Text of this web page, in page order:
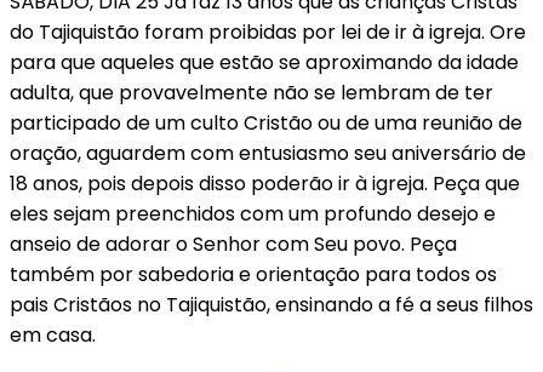
do Tajiquistão foram proibidas por lei de ir à igreja. Ore
para que aqueles que estão se aproximando da idade
adulta, que provavelmente não se lembram de ter
participado de um culto Cristão ou de uma reunião de
oração, aguardem com entusiasmo seu aniversário de
18 anos, pois depois disso poderão ir à igreja. Peça que
eles sejam preenchidos com um profundo desejo e
anseio de adorar o Senhor com Seu povo. Peça
também por sabedoria e orientação para todos os
pais Cristãos no Tajiquistão, ensinando a fé a seus filhos
em casa.